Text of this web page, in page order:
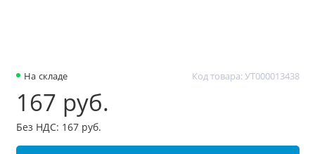
На складе Код товара: УТ000013438
167 руб.
Без НДС: 167 руб.